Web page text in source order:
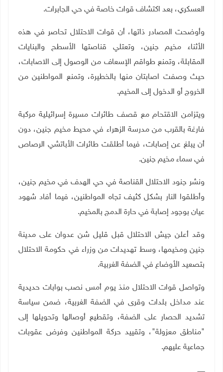
العسكري، بعد اكتشاف قوات خاصة في حي الجابرات.
وأوضحت المصادر ذاتها، أن قوات الاحتلال تحاصر في هذه
الأثناء مخيم جنين، وتعتلي قناصتها الأسطح والبنايات
المقابلة، وتمنع طواقم الإسعاف من الوصول إلى الاصابات،
حيث وصفت اصابتان منها بالخطيرة، وتمنع المواطنين من
الخروج أو الدخول إلى المخيم.
ويتزامن الاقتحام مع قصف طائرات مسيرة إسرائيلية مركبة
فارغة بالقرب من مدرسة الزهراء في محيط مخيم جنين، دون
أن يبلغ عن إصابات، فيما أطلقت طائرات الأباتشي الرصاص
في سماء مخيم جنين.
ونشر جنود الاحتلال القناصة في حي الهدف في مخيم جنين،
وأطلقوا النار بشكل كثيف تجاه المواطنين، فيما أفاد شهود
عيان بوجود إصابة في حارة الدمج بالمخيم.
وقد أعلن جيش الاحتلال قبل قليل شن عدوان على مدينة
جنين ومخيمها، وسط تهديدات من وزراء في حكومة الاحتلال
بتصعيد الأوضاع في الضفة الغربية.
وتواصل قوات الاحتلال منذ يوم أمس نصب بوابات حديدية
عند مداخل بلدات وقرى في الضفة الغربية، ضمن سياسة
تشديد الحصار على الضفة، وتقطيع أوصالها وتحويلها إلى
"مناطق معزولة"، وتقييد حركة المواطنين وفرض عقوبات
جماعية عليهم.
ـــــــ